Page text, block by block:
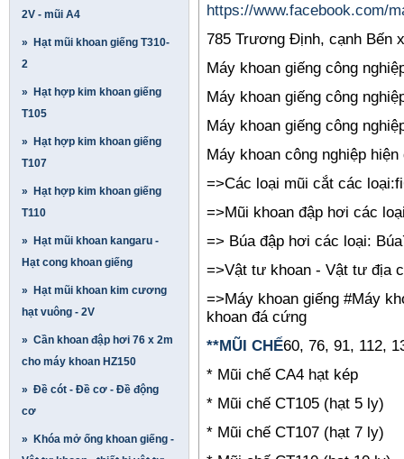
2V - mũi A4
» Hạt mũi khoan giếng T310-
2
» Hạt hợp kim khoan giếng
T105
» Hạt hợp kim khoan giếng
T107
» Hạt hợp kim khoan giếng
T110
» Hạt mũi khoan kangaru -
Hạt cong khoan giếng
» Hạt mũi khoan kim cương
hạt vuông - 2V
» Cần khoan đập hơi 76 x 2m
cho máy khoan HZ150
» Đề cót - Đề cơ - Đề động
cơ
» Khóa mở ống khoan giếng -
https://www.facebook.com/
785 Trương Định, cạnh Bến
Máy khoan giếng công
Máy khoan giếng công
Máy khoan giếng công
Máy khoan công nghiệp
=>Các loại mũi cắt các
=>Mũi khoan đập hơi các
=> Búa đập hơi các loại:
=>Vật tư khoan - Vật tư địa
=>Máy khoan giếng #Máy
khoan đá cứng
**MŨI CHẾ60, 76, 91, 112,
* Mũi chế CA4 hạt kép
* Mũi chế CT105 (hạt 5 ly)
* Mũi chế CT107 (hạt 7 ly)